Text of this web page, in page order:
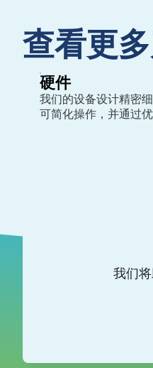
查看更
硬件
我们的设备设计精密
可简化操作，并通过
我们